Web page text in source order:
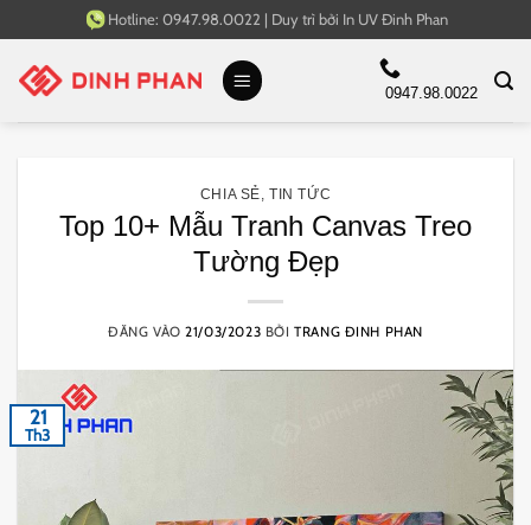
qua
nội
Hotline: 0947.98.0022 | Duy trì bởi In UV Đinh Phan
0947.98.0022
CHIA SẺ ,TIN TỨC
Top 10+ Mẫu Tranh Canvas Treo
Tường Đẹp
ĐĂNG VÀO21/03/2023 BỞITRANG ĐINH PHAN
21
Th3